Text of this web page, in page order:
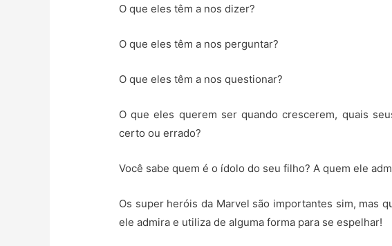
O que eles têm a nos dizer?
O que eles têm a nos perguntar?
O que eles têm a nos questionar?
O que eles querem ser quando crescerem, quais
certo ou errado?
Você sabe quem é o ídolo do seu filho? A quem ele
Os super heróis da Marvel são importantes sim, mas
ele admira e utiliza de alguma forma para se espelhar!